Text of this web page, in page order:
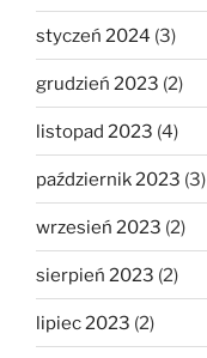
styczeń 2024 (3)
grudzień 2023 (2)
listopad 2023 (4)
październik 2023 (3)
wrzesień 2023 (2)
sierpień 2023 (2)
lipiec 2023 (2)